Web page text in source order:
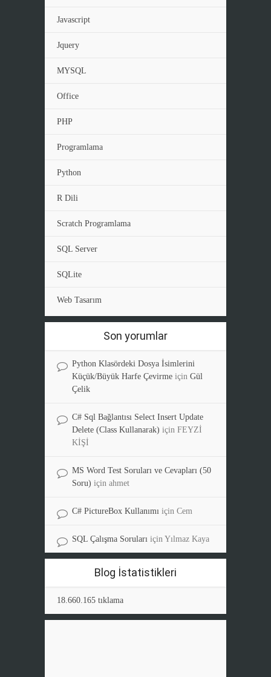
Javascript
Jquery
MYSQL
Office
PHP
Programlama
Python
R Dili
Scratch Programlama
SQL Server
SQLite
Web Tasarım
Son yorumlar
Python Klasördeki Dosya İsimlerini
Küçük/Büyük Harfe Çevirme için Gül
Çelik
C# Sql Bağlantısı Select Insert Update
Delete (Class Kullanarak) için FEYZİ
KİŞİ
MS Word Test Soruları ve Cevapları (50
Soru) için ahmet
C# PictureBox Kullanımı için Cem
SQL Çalışma Soruları için Yılmaz Kaya
Blog İstatistikleri
18.660.165 tıklama